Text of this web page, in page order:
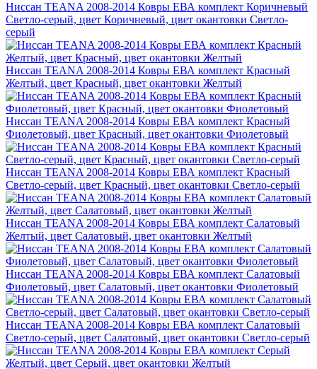
Ниссан TEANA 2008-2014 Ковры ЕВА комплект Коричневый
Светло-серый, цвет Коричневый, цвет окантовки Светло-
серый
Ниссан TEANA 2008-2014 Ковры ЕВА комплект Красный
Желтый, цвет Красный, цвет окантовки Желтый
Ниссан TEANA 2008-2014 Ковры ЕВА комплект Красный
Фиолетовый, цвет Красный, цвет окантовки Фиолетовый
Ниссан TEANA 2008-2014 Ковры ЕВА комплект Красный
Светло-серый, цвет Красный, цвет окантовки Светло-серый
Ниссан TEANA 2008-2014 Ковры ЕВА комплект Салатовый
Желтый, цвет Салатовый, цвет окантовки Желтый
Ниссан TEANA 2008-2014 Ковры ЕВА комплект Салатовый
Фиолетовый, цвет Салатовый, цвет окантовки Фиолетовый
Ниссан TEANA 2008-2014 Ковры ЕВА комплект Салатовый
Светло-серый, цвет Салатовый, цвет окантовки Светло-серый